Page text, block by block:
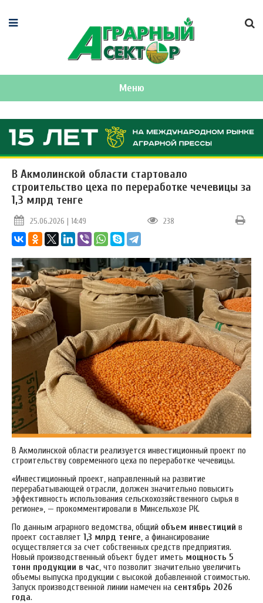
Меню
В Акмолинской области стартовало
строительство цеха по переработке чечевицы за
1,3 млрд тенге
25.06.2026 | 14:49 238
В Акмолинской области реализуется инвестиционный проект по
строительству современного цеха по переработке чечевицы.
«Инвестиционный проект, направленный на развитие
перерабатывающей отрасли, должен значительно повысить
эффективность использования сельскохозяйственного сырья в
регионе», — прокомментировали в Минсельхозе РК.
По данным аграрного ведомства, общий объем инвестиций в
проект составляет 1,3 млрд тенге , а финансирование
осуществляется за счет собственных средств предприятия.
Новый производственный объект будет иметь мощность 5
тонн продукции в час , что позволит значительно увеличить
объемы выпуска продукции с высокой добавленной стоимостью.
Запуск производственной линии намечен на сентябрь 2026
года.